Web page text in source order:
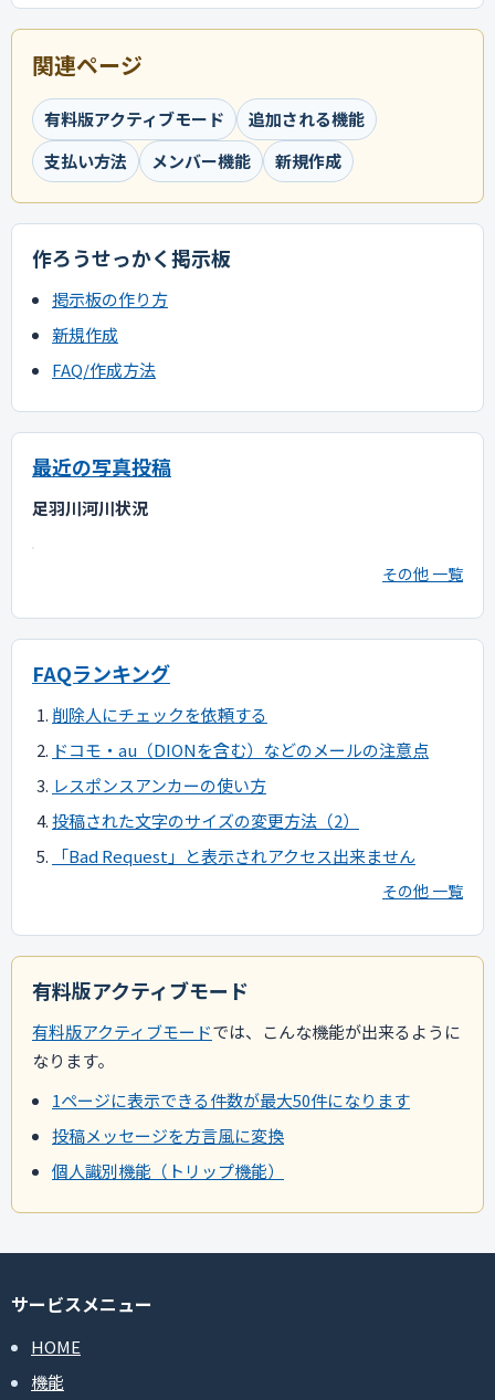
関連ページ
有料版アクティブモード
追加される機能
支払い方法
メンバー機能 新規作成
作ろうせっかく掲示板
掲示板の作り方
新規作成
FAQ/作成方法
最近の写真投稿
足羽川河川状況
その他 一覧
FAQランキング
削除人にチェックを依頼する
ドコモ・au（DIONを含む）などのメールの注意点
レスポンスアンカーの使い方
投稿された文字のサイズの変更方法（2）
「Bad Request」と表示されアクセス出来ません
その他 一覧
有料版アクティブモード
有料版アクティブモードでは、こんな機能が出来るように
なります。
1ページに表示できる件数が最大50件になります
投稿メッセージを方言風に変換
個人識別機能（トリップ機能）
サービスメニュー
HOME
機能